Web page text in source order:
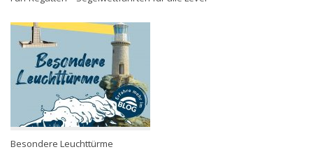
Besondere Leuchttürme